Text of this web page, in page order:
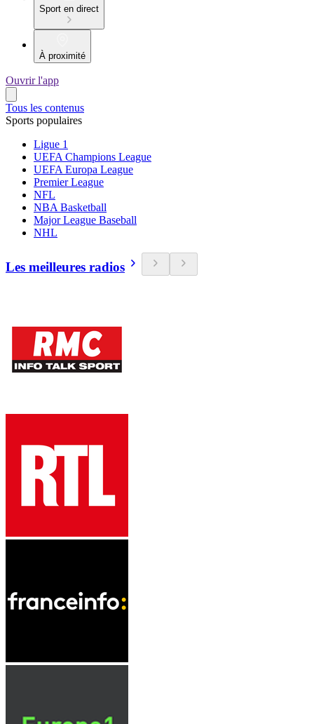
Sport en direct
À proximité
Ouvrir l'app
Tous les contenus
Sports populaires
Ligue 1
UEFA Champions League
UEFA Europa League
Premier League
NFL
NBA Basketball
Major League Baseball
NHL
Les meilleures radios